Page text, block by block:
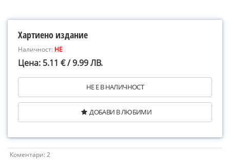
Хартиено издание
Наличност: НЕ
Цена: 5.11 € / 9.99 ЛВ.
НЕ Е В НАЛИЧНОСТ
ДОБАВИ В ЛЮБИМИ
Коментари: 2